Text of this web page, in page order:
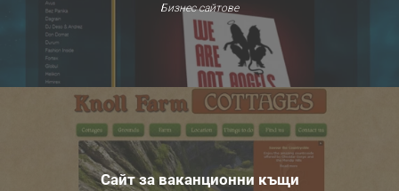
Бизнес сайтове
Сайт за вакaнционни къщи